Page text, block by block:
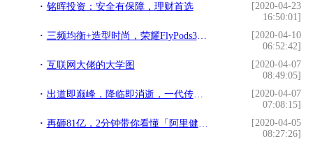
铭晖投资：安全有保障，理财首选
[2020-04-23
16:50:01]
三频均衡+造型时尚，荣耀FlyPods3上线，年轻人的首选
[2020-04-10
06:52:42]
互联网大佬的大学图
[2020-04-07
08:49:05]
出道即巅峰，降临即消逝，一代传奇不跟随——致敬诺基亚N9
[2020-04-07
07:08:15]
再砸81亿，2分钟带你看懂「阿里健康」帝国
[2020-04-05
08:27:26]